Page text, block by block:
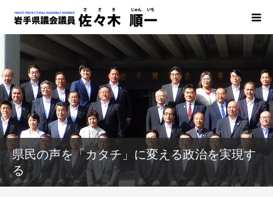
県民の声を「カタチ」に変える政治を実現す
る
マニュフェスト
県議会での主な発言
発行物